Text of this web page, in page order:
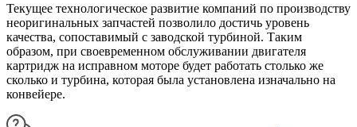
Текущее технологическое развитие компаний по производству
неоригинальных запчастей позволило достичь уровень
качества, сопоставимый с заводской турбиной. Таким
образом, при своевременном обслуживании двигателя
картридж на исправном моторе будет работать столько же
сколько и турбина, которая была установлена изначально на
конвейере.